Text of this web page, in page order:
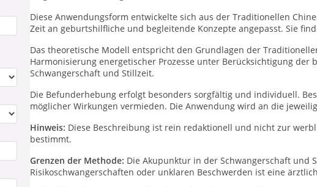
Diese Anwendungsform entwickelte sich aus der Traditionellen
Zeit an geburtshilfliche und begleitende Konzepte angepasst. Sie
Das theoretische Modell entspricht den Grundlagen der
Harmonisierung energetischer Prozesse unter Berücksichtigung der
Schwangerschaft und Stillzeit.
Die Befunderhebung erfolgt besonders sorgfältig und individuell.
möglicher Wirkungen vermieden. Die Anwendung wird an die
Hinweis: Diese Beschreibung ist rein redaktionell und nicht zur
bestimmt.
Grenzen der Methode: Die Akupunktur in der Schwangerschaft und
Risikoschwangerschaften oder unklaren Beschwerden ist eine